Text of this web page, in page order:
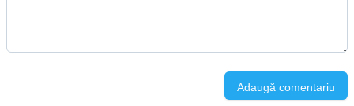
Adaugă comentariu